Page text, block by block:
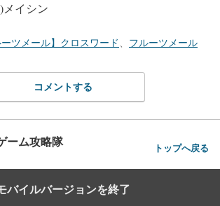
メイシン
ーツメール】クロスワード フルーツメール
コメントする
ーム攻略隊 トップへ戻る
バイルバージョンを終了